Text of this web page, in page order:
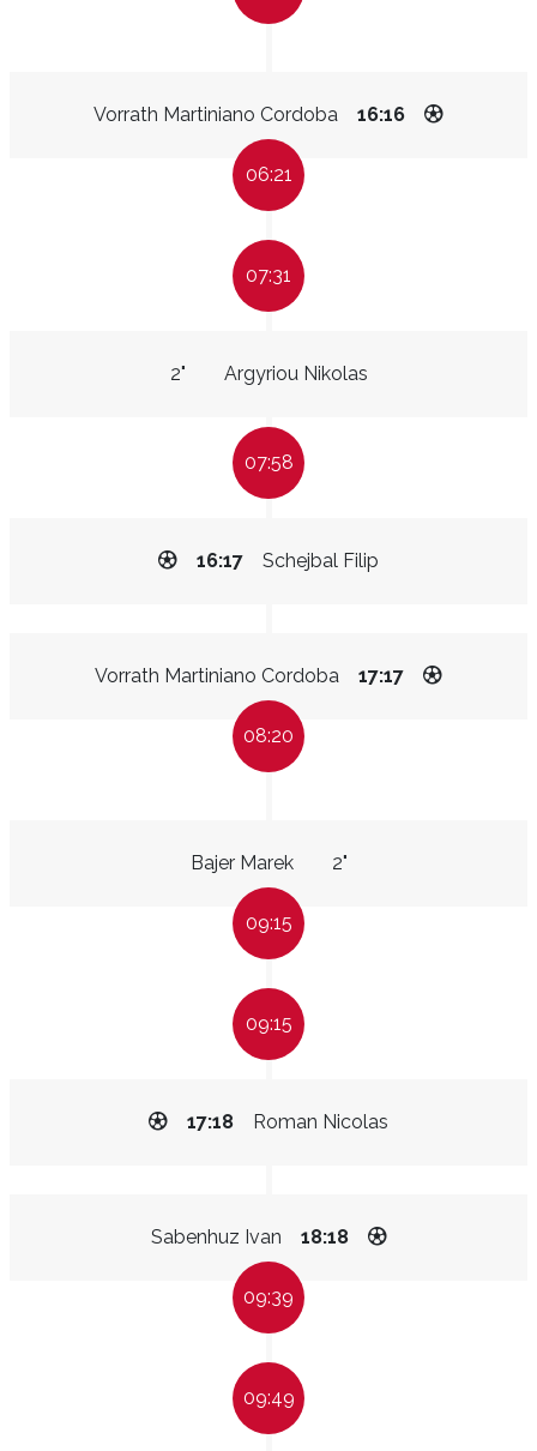
Vorrath Martiniano Cordoba 16:16
06:21
07:31
Argyriou Nikolas
2"
07:58
Schejbal Filip
16:17
Vorrath Martiniano Cordoba 17:17
08:20
Bajer Marek 2"
09:15
09:15
Roman Nicolas
17:18
Sabenhuz Ivan 18:18
09:39
09:49